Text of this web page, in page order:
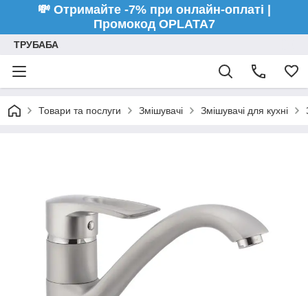
💸 Отримайте -7% при онлайн-оплаті |
Промокод OPLATA7
ТРУБАБА
Товари та послуги Змішувачі Змішувачі для кухні